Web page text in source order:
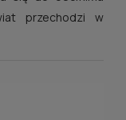
przechodzi w